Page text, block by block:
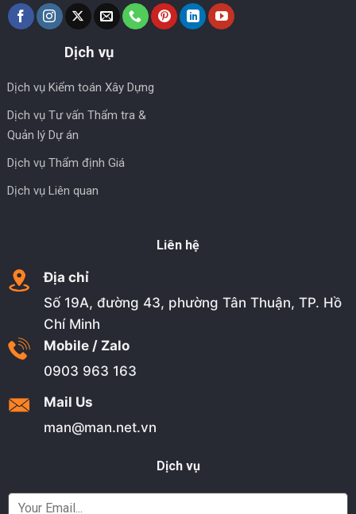
Dịch vụ
Dịch vụ Kiểm toán Xây Dựng
Dịch vụ Tư vấn Thẩm tra &
Quản lý Dự án
Dịch vụ Thẩm định Giá
Dịch vụ Liên quan
Liên hệ
Địa chỉ
Số 19A, đường 43, phường Tân Thuận, TP. Hồ
Chí Minh
Mobile / Zalo
0903 963 163
Mail Us
man@man.net.vn
Dịch vụ